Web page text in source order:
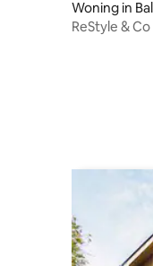
Woning in
ReStyle &